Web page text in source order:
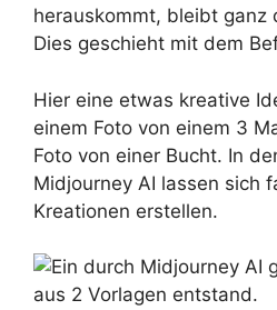
herauskommt, bleibt ganz
Dies geschieht mit dem
Hier eine etwas kreative
einem Foto von einem 3
Foto von einer Bucht. In
Midjourney AI lassen sich
Kreationen erstellen.